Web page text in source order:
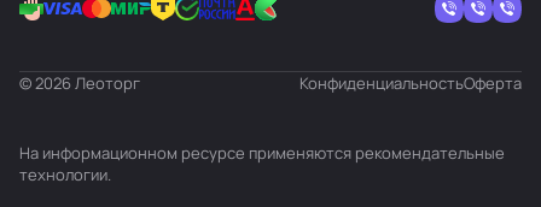
© 2026 Леоторг КонфиденциальностьОферта
На информационном ресурсе применяются рекомендательные
технологии.